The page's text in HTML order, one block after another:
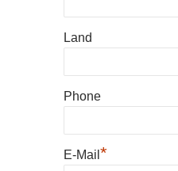
Land
Phone
E-Mail *